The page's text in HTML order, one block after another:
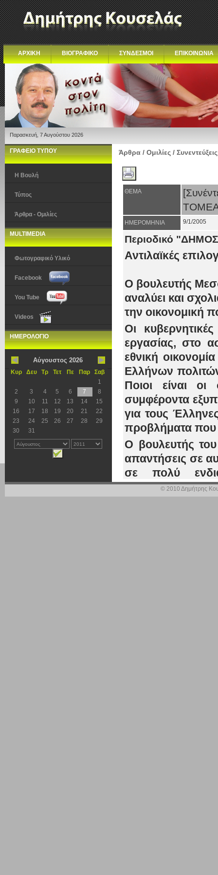
ΑΡΧΙΚΗ ΒΙΟΓΡΑΦΙΚΟ ΣΥΝΔΕΣΜΟΙ ΕΠΙΚΟΙΝΩΝΙΑ
Παρασκευή, 7 Αυγούστου 2026
ΓΡΑΦΕΙΟ ΤΥΠΟΥ
Η Βουλή
Τύπος
Άρθρα - Ομιλίες
MULTIMEDIA
Φωτογραφικό Υλικό
Facebook
You Tube
Videos
ΗΜΕΡΟΛΟΓΙΟ
Αύγουστος 2026
Κυρ Δευ Τρ Τετ Πε Παρ
Σαβ
1
2
3 4 5 6 7
8
9
10 11 12 13 14
15
16
17 18 19 20 21
22
23
24 25 26 27 28
29
30
31
Άρθρα / Ομιλίες / Συνεντεύξεις
ΘΕΜΑ
ΗΜΕΡΟΜΗΝΙΑ 9/1/2005
Περιοδικό
Αντιλαϊκές
Ο βουλευτής
αναλύει και
την οικονομική
Οι
εργασίας, στο
εθνική
Ελλήνων
Ποιοι είναι
συμφέροντα
για τους
προβλήματα
Ο βουλευτής
απαντήσεις σε
σε πολύ
επισημάνσεις.
© 2010 Δημήτρης